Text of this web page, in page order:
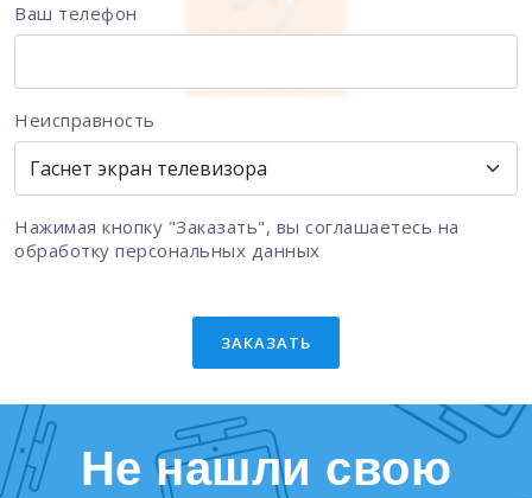
Ваш телефон
Неисправность
Нажимая кнопку "Заказать", вы соглашаетесь на
обработку персональных данных
ЗАКАЗАТЬ
Не нашли свою